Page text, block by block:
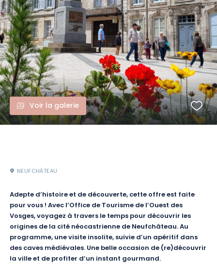
Voir la galerie
NEUFCHÂTEAU
Adepte d’histoire et de découverte, cette offre est faite
pour vous ! Avec l’Office de Tourisme de l’Ouest des
Vosges, voyagez à travers le temps pour découvrir les
origines de la cité néocastrienne de Neufchâteau. Au
programme, une visite insolite, suivie d’un apéritif dans
des caves médiévales. Une belle occasion de (re)découvrir
la ville et de profiter d’un instant gourmand.